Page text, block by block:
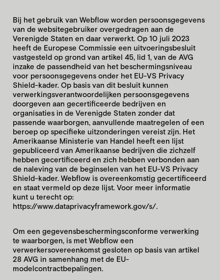
Bij het gebruik van Webflow worden persoonsgegevens
van de websitegebruiker overgedragen aan de
Verenigde Staten en daar verwerkt. Op 10 juli 2023
heeft de Europese Commissie een uitvoeringsbesluit
vastgesteld op grond van artikel 45, lid 1, van de AVG
inzake de passendheid van het beschermingsniveau
voor persoonsgegevens onder het EU-VS Privacy
Shield-kader. Op basis van dit besluit kunnen
verwerkingsverantwoordelijken persoonsgegevens
doorgeven aan gecertificeerde bedrijven en
organisaties in de Verenigde Staten zonder dat
passende waarborgen, aanvullende maatregelen of een
beroep op specifieke uitzonderingen vereist zijn. Het
Amerikaanse Ministerie van Handel heeft een lijst
gepubliceerd van Amerikaanse bedrijven die zichzelf
hebben gecertificeerd en zich hebben verbonden aan
de naleving van de beginselen van het EU-VS Privacy
Shield-kader. Webflow is overeenkomstig gecertificeerd
en staat vermeld op deze lijst. Voor meer informatie
kunt u terecht op:
https://www.dataprivacyframework.gov/s/.
Om een gegevensbeschermingsconforme verwerking
te waarborgen, is met Webflow een
verwerkersovereenkomst gesloten op basis van artikel
28 AVG in samenhang met de EU-
modelcontractbepalingen.